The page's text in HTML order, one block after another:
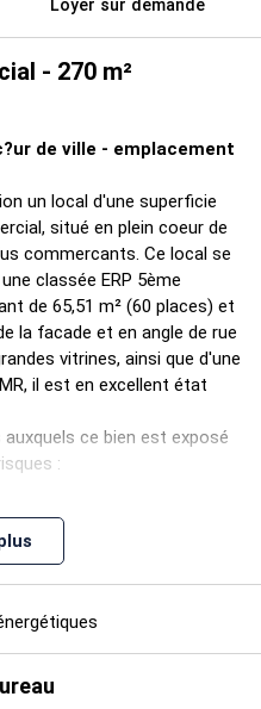
Loyer sur demande
- 270 m²
de ville - emplacement
un local d'une superficie
situé en plein coeur de
commercants. Ce local se
classée ERP 5ème
de 65,51 m² (60 places) et
la facade et en angle de rue
vitrines, ainsi que d'une
il est en excellent état
ce bien est exposé
: